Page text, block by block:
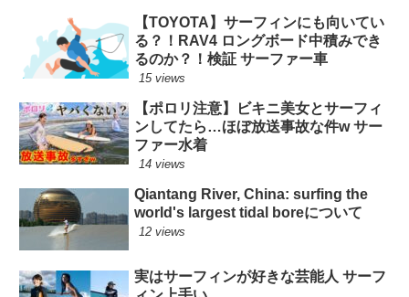
【TOYOTA】サーフィンにも向いてい
る？！RAV4 ロングボード中積みでき
るのか？！検証 サーファー車
15 views
【ポロリ注意】ビキニ美女とサーフィ
ンしてたら…ほぼ放送事故な件w サー
ファー水着
14 views
Qiantang River, China: surfing the
world's largest tidal boreについて
12 views
実はサーフィンが好きな芸能人 サーフ